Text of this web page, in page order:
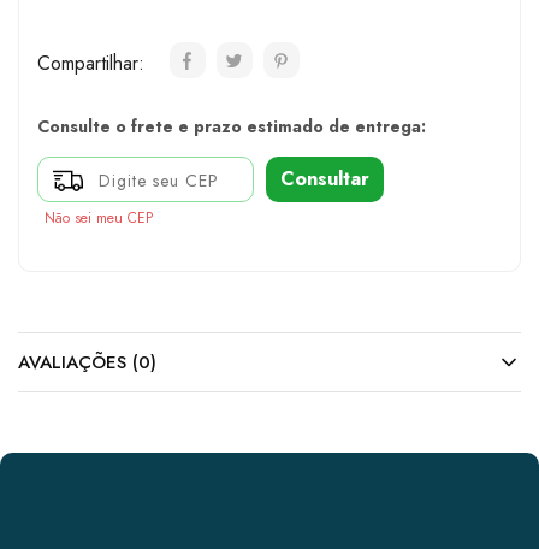
Compartilhar:
Consulte o frete e prazo estimado de entrega:
Consultar
Não sei meu CEP
AVALIAÇÕES (0)